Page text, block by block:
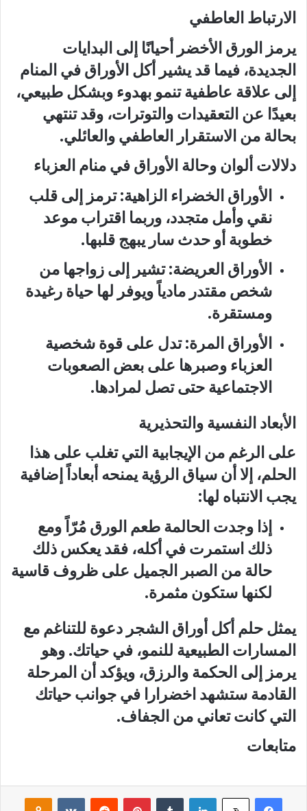
الارتباط العاطفي
يرمز الورق الأخضر أحيانًا إلى البدايات
الجديدة، فيما قد يشير أكل الأوراق في المنام
إلى علاقة عاطفية تنمو بهدوء وبشكل طبيعي،
بعيدًا عن التعقيدات والتوترات، وقد تنتهي
بحالة من الاستقرار العاطفي والعائلي.
دلالات ألوان وحالة الأوراق في منام العزباء
الأوراق الخضراء الزاهية:ترمز إلى قلب
نقي وأمل متجدد، وربما اقتراب موعد
خطوبة أو حدث سار يبهج قلبها.
الأوراق العريضة:تشير إلى زواجها من
شخص مقتدر مادياً ويوفر لها حياة رغيدة
ومستقرة.
الأوراق المرة: تدل على قوة شخصية
العزباء وصبرها على بعض الصعوبات
الاجتماعية حتى تصل لمرادها.
الأبعاد النفسية والتحذيرية
على الرغم من الإيجابية التي تغلب على هذا
الحلم، إلا أن سياق الرؤية يمنحه أبعاداً إضافية
يجب الانتباه لها:
إذا وجدت الحالمة طعم الورق مُرّاً ومع
ذلك استمرت في أكله، فقد يعكس ذلك
حالة من الصبر الجميل على ظروف قاسية
لكنها ستكون مثمرة.
يمثل حلم أكل أوراق الشجر دعوة للتناغم مع
المسارات الطبيعية للنمو، في حياتك. وهو
يرمز إلى الحكمة والرزق، ويؤكد أن المرحلة
القادمة ستشهد اخضرارا في جوانب حياتك
التي كانت تعاني من الجفاف.
متابعات
فيسبوك ‫X لينكدإن بينتيريست